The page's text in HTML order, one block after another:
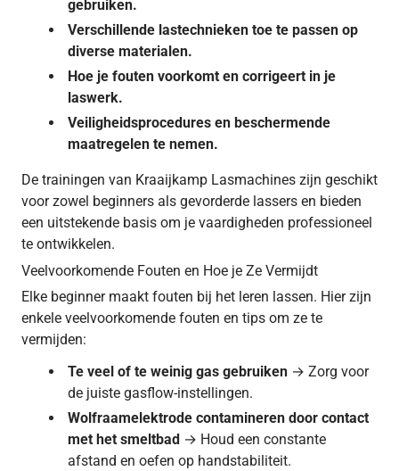
gebruiken.
Verschillende lastechnieken toe te passen op
diverse materialen.
Hoe je fouten voorkomt en corrigeert in je
laswerk.
Veiligheidsprocedures en beschermende
maatregelen te nemen.
De trainingen van Kraaijkamp Lasmachines zijn geschikt
voor zowel beginners als gevorderde lassers en bieden
een uitstekende basis om je vaardigheden professioneel
te ontwikkelen.
Veelvoorkomende Fouten en Hoe je Ze Vermijdt
Elke beginner maakt fouten bij het leren lassen. Hier zijn
enkele veelvoorkomende fouten en tips om ze te
vermijden:
Te veel of te weinig gas gebruiken → Zorg voor
de juiste gasflow-instellingen.
Wolfraamelektrode contamineren door contact
met het smeltbad → Houd een constante
afstand en oefen op handstabiliteit.